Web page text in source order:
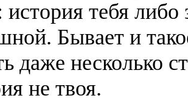
тебя либо
Бывает и
даже несколько
не твоя.